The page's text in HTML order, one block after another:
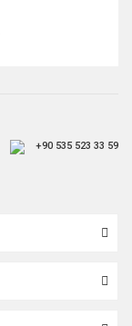
+90 535 523 33 59